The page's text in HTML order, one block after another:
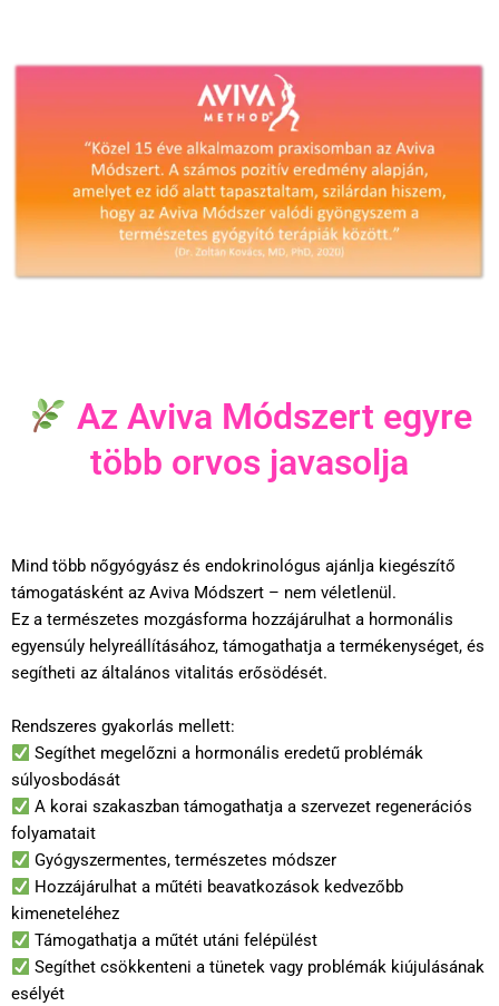
Az Aviva Módszert egyre
több orvos javasolja
Mind több nőgyógyász és endokrinológus ajánlja kiegészítő
támogatásként az Aviva Módszert – nem véletlenül.
Ez a természetes mozgásforma hozzájárulhat a hormonális
egyensúly helyreállításához, támogathatja a termékenységet, és
segítheti az általános vitalitás erősödését.
Rendszeres gyakorlás mellett:
Segíthet megelőzni a hormonális eredetű problémák
súlyosbodását
A korai szakaszban támogathatja a szervezet regenerációs
folyamatait
Gyógyszermentes, természetes módszer
Hozzájárulhat a műtéti beavatkozások kedvezőbb
kimeneteléhez
Támogathatja a műtét utáni felépülést
Segíthet csökkenteni a tünetek vagy problémák kiújulásának
esélyét